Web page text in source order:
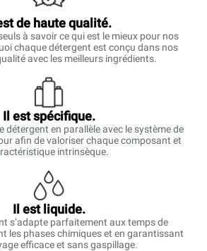
de haute qualité.
à savoir ce qui est le mieux pour nos
chaque détergent est conçu dans nos
avec les meilleurs ingrédients.
Il est spécifique.
détergent en parallèle avec le système de
afin de valoriser chaque composant et
intrinsèque.
Il est liquide.
s’adapte parfaitement aux temps de
les phases chimiques et en garantissant
efficace et sans gaspillage.